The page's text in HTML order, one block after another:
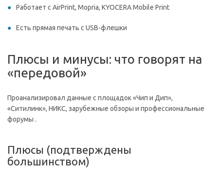
Работает с AirPrint, Mopria, KYOCERA Mobile Print
Есть прямая печать с USB-флешки
Плюсы и минусы: что говорят на
«передовой»
Проанализировал данные с площадок «Чип и Дип»,
«Ситилинк», НИКС, зарубежные обзоры и профессиональные
форумы .
Плюсы (подтверждены
большинством)